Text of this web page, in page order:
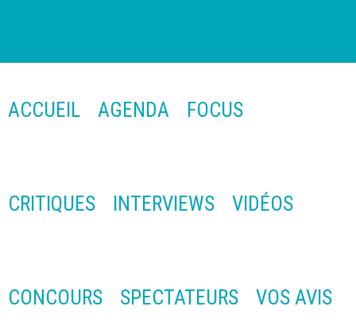
ACCUEIL AGENDA FOCUS
CRITIQUES INTERVIEWS VIDÉOS
CONCOURS SPECTATEURS VOS AVIS